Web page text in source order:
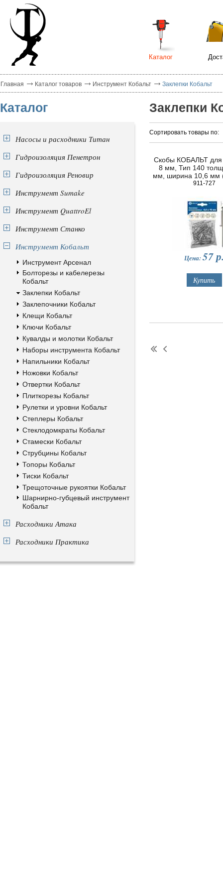
Каталог
Главная Каталог товаров Инструмент Кобальт Заклепки Кобальт
Каталог
Насосы и расходники Титан
Гидроизоляция Пенетрон
Гидроизоляция Реновир
Инструмент Sumake
Инструмент QuattroEl
Инструмент Станко
Инструмент Кобальт
Инструмент Арсенал
Болторезы и кабелерезы
Кобальт
Заклепки Кобальт
Заклепочники Кобальт
Клещи Кобальт
Ключи Кобальт
Кувалды и молотки Кобальт
Наборы инструмента Кобальт
Напильники Кобальт
Ножовки Кобальт
Отвертки Кобальт
Плиткорезы Кобальт
Рулетки и уровни Кобальт
Степлеры Кобальт
Стеклодомкраты Кобальт
Стамески Кобальт
Струбцины Кобальт
Топоры Кобальт
Тиски Кобальт
Трещоточные рукоятки Кобальт
Шарнирно-губцевый инструмент
Кобальт
Расходники Атака
Расходники Практика
Заклепки
Сортировать товары по:
Скобы КОБАЛЬТ для
8 мм, Тип 140
мм, ширина 10,6 мм
коробка
911-727
Цена:57